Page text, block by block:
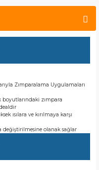
Zımparalama Uygulamaları
boyutlarındaki zımpara
ısılara ve kırılmaya karşı
değiştirilmesine olanak sağlar